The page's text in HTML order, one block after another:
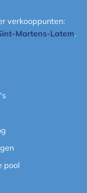
verkooppunten:
Martens-Latem.
pool